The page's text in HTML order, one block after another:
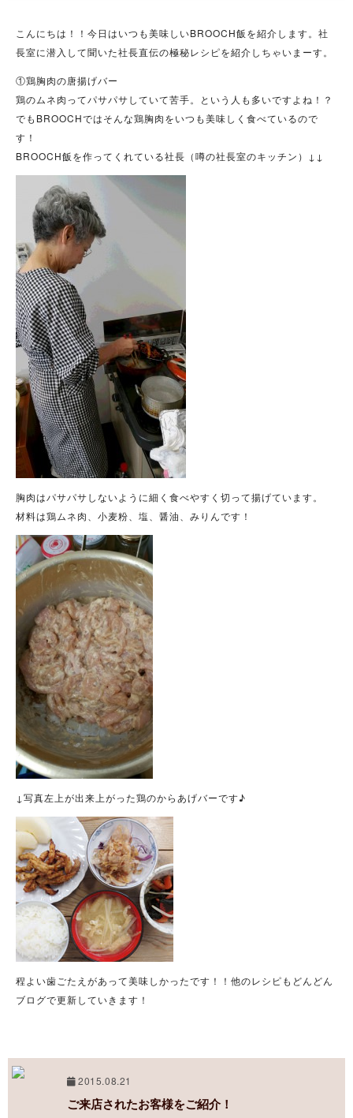
こんにちは！！今日はいつも美味しいBROOCH飯を紹介します。社
長室に潜入して聞いた社長直伝の極秘レシピを紹介しちゃいまーす。
①鶏胸肉の唐揚げバー
鶏のムネ肉ってパサパサしていて苦手。という人も多いですよね！？
でもBROOCHではそんな鶏胸肉をいつも美味しく食べているので
す！
BROOCH飯を作ってくれている社長（噂の社長室のキッチン）↓↓
胸肉はパサパサしないように細く食べやすく切って揚げています。
材料は鶏ムネ肉、小麦粉、塩、醤油、みりんです！
↓写真左上が出来上がった鶏のからあげバーです♪
程よい歯ごたえがあって美味しかったです！！他のレシピもどんどん
ブログで更新していきます！
2015.08.21
ご来店されたお客様をご紹介！